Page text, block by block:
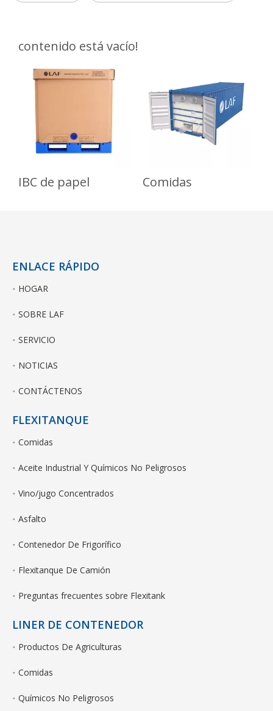
contenido está vacío!
IBC de papel Comidas
ENLACE RÁPIDO
HOGAR
SOBRE LAF
SERVICIO
NOTICIAS
CONTÁCTENOS
FLEXITANQUE
Comidas
Aceite Industrial Y Químicos No Peligrosos
Vino/jugo Concentrados
Asfalto
Contenedor De Frigorífico
Flexitanque De Camión
Preguntas frecuentes sobre Flexitank
LINER DE CONTENEDOR
Productos De Agriculturas
Comidas
Químicos No Peligrosos